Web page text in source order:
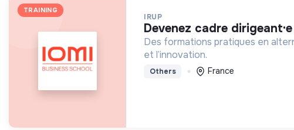
TRAINING
IRUP
devenez cadre
Des formations pratiques en
et l’innovation.
Others France